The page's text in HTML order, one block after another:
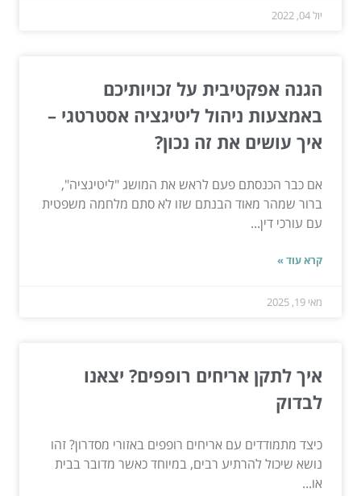
יול 04, 2022
הגנה אפקטיבית על זכויותיכם
באמצעות ניהול ליטיגציה אסטרטגי –
איך עושים את זה נכון?
אם כבר הכנסתם פעם לראש את המושג "ליטיגציה",
ברור שמהר מאוד הבנתם שזו לא סתם מלחמה משפטית
עם עורכי דין...
קרא עוד »
מאי 19, 2025
איך לתקן אריחים רופפים? יצאנו
לבדוק
כיצד מתמודדים עם אריחים רופפים באזורי מסדרון? זהו
נושא שיכול להרתיע רבים, במיוחד כאשר מדובר בבית
או...